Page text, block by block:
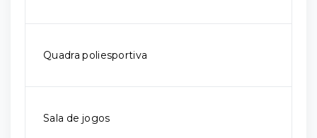
Quadra poliesportiva
Sala de jogos